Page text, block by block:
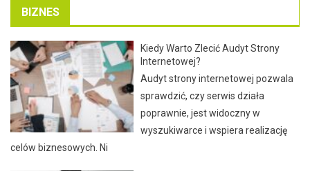
BIZNES
Kiedy Warto Zlecić Audyt Strony
Internetowej?
Audyt strony internetowej pozwala
sprawdzić, czy serwis działa
poprawnie, jest widoczny w
wyszukiwarce i wspiera realizację
celów biznesowych. Ni